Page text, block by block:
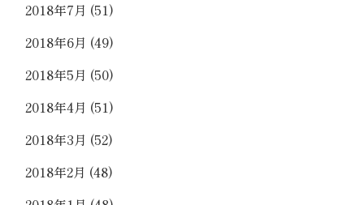
2018年7月 (51)
2018年6月 (49)
2018年5月 (50)
2018年4月 (51)
2018年3月 (52)
2018年2月 (48)